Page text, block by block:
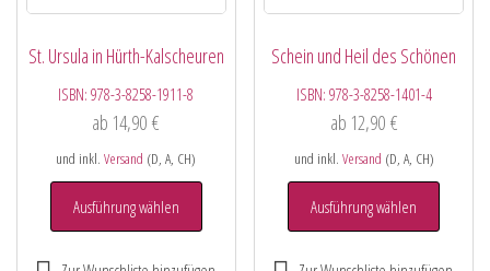
St. Ursula in Hürth-Kalscheuren
ISBN:978-3-8258-1911-8
ab 14,90€
und inkl.Versand (D, A, CH)
Ausführung wählen
Schein und Heil des Schönen
ISBN: 978-3-8258-1401-4
ab 12,90 €
und inkl. Versand (D, A, CH)
Ausführung wählen